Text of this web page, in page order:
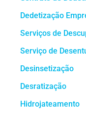
Dedetização
Serviços de
Serviço de
Desinsetização
Desratização
Hidrojateamento